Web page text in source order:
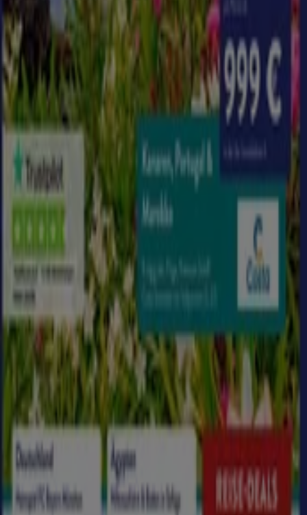
Bier Schwamm Seifenblasen Metalldetektor Staubsauger
Reisen und Freizeit in anderen
Städten
Berlin Hamburg München Köln
Frankfurt am
Main
Düsseldorf Stuttgart
Hannover
Nürnberg Leipzig
Duisburg
Augsburg
Zeige mehr Städte
Der beste Weg, um dich auf deine nächste Reise
vorzubereiten, ist das Durchblättern der Prospekte und
Kataloge in dieser Kategorie. Du wirst begeistert sein,
welcheTraumreisenman auch mit kleinem Budget
bestreiten kann. Hier findest du die besten Angebote von
Lidl, Aldi, Karstadt, Rewe
und vielen mehr und deinem
Urlaub steht nichts mehr im Weg.
Siehe die Angebote der Reisen und Freizeit
Tiendeo ist Teil von Shopfully, dem Tech-Unternehmen,
das das lokale Einkaufen weltweit neu erfindet.
Tiendeo
Was wir machen
Business-Lösungen